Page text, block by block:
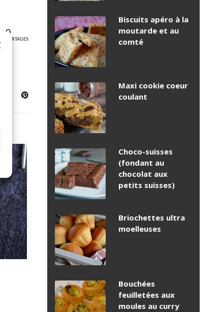
0
PARTAGES
Biscuits apéro à la
moutarde et au
comté
Maxi cookie coeur
coulant
Choco-suisses
(fondant au
chocolat aux
petits suisses)
Briochettes ultra
moelleuses
Bouchées
feuilletées aux
moules au curry